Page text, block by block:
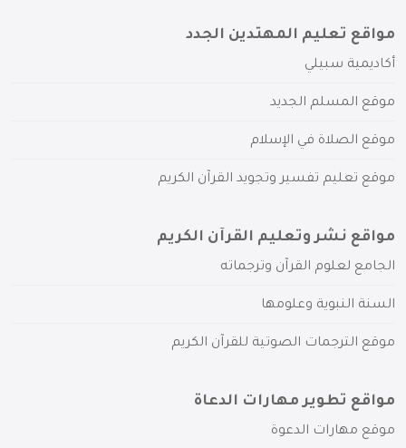
مواقع تعليم المهتدين الجدد
أكاديمية سبيلي
موقع المسلم الجديد
موقع الصلاة في الإسلام
موقع تعليم تفسير وتجويد القرآن الكريم
مواقع نشر وتعليم القرآن الكريم
الجامع لعلوم القرآن وترجماته
السنة النبوية وعلومها
موقع الترجمات الصوتية للقرآن الكريم
مواقع تطوير مهارات الدعاة
موقع مهارات الدعوة